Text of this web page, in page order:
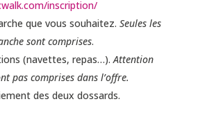
inscription/
que vous souhaitez. Seules les
sont comprises.
(navettes, repas…).Attention
pas comprises dans l’offre.
des deux dossards.